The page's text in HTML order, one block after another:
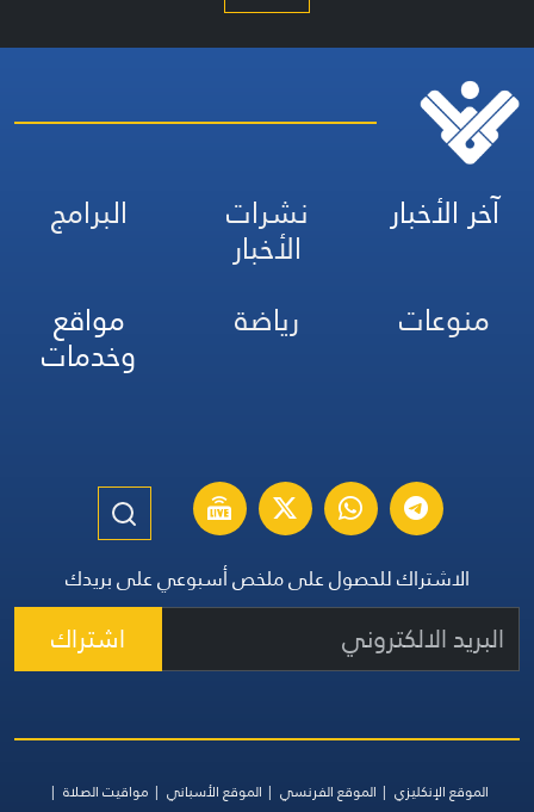
آخر الأخبار نشرات
الأخبار
البرامج
منوعات
رياضة مواقع
وخدمات
الاشتراك للحصول على ملخص أسبوعي على بريدك
اشتراك
الموقع الإنكليزي الموقع الفرنسي الموقع الأسباني
مواقيت الصلاة